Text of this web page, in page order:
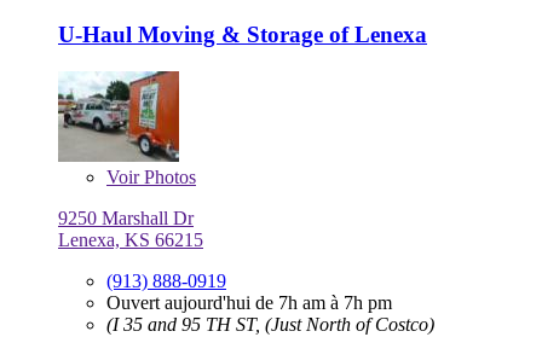
U-Haul Moving & Storage of Lenexa
VoirPhotos
9250 Marshall Dr
Lenexa, KS 66215
(913) 888-0919
Ouvert aujourd'hui de 7h am à 7h pm
(I 35 and 95 TH ST, (Just North of Costco)